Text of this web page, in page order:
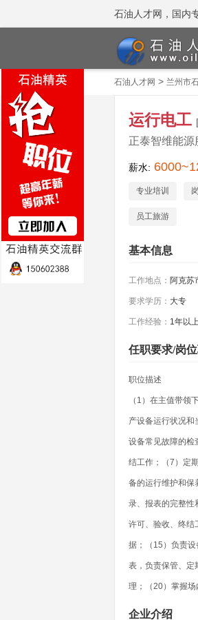
石油人才网，国内
石油人才网 > 兰州市
运行电工
正泰智维能源
薪水:
专业培训
员工旅游
基本信息
工作地点： 阿克苏
要求学历： 大专
工作经验： 1年以
任职要求/岗
职位描述
（1）在主值带领
产设备运行状况
设备常见故障的检
结工作；（7）定
备的运行维护和保
录、报表的完整性
许可、验收、终结
据；（15）负责
表，负责保管、定
理；（20）掌握场
企业介绍